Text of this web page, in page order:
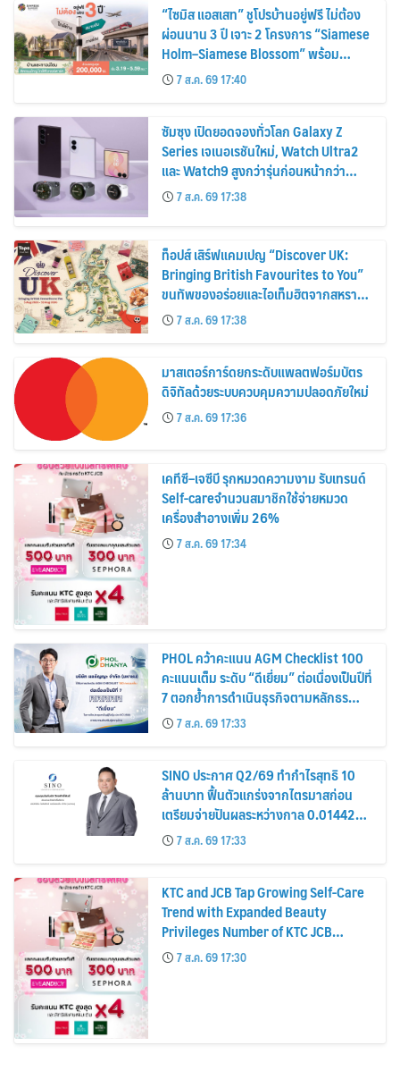
“ไซมิส แอสเสท” ชูโปรบ้านอยู่ฟรี ไม่ต้อง
ผ่อนนาน 3 ปี เจาะ 2 โครงการ “Siamese
Holm–Siamese Blossom” พร้อม
ส่วนลดและสิทธิพิเศษถึง 31 สิงหาคม
2569
7 ส.ค. 69 17:40
ซัมซุง เปิดยอดจองทั่วโลก Galaxy Z
Series เจเนอเรชันใหม่, Watch Ultra2
และ Watch9 สูงกว่ารุ่นก่อนหน้ากว่า
30%7 ส.ค. 69 17:38
ท็อปส์ เสิร์ฟแคมเปญ “Discover UK:
Bringing British Favourites to You”
ขนทัพของอร่อยและไอเท็มฮิตจากสหราช
อาณาจักร ส่งตรงถึงมือตั้งแต่วันนี้ – 18
สิงหาคมนี้
7 ส.ค. 69 17:38
มาสเตอร์การ์ดยกระดับแพลตฟอร์มบัตร
ดิจิทัลด้วยระบบควบคุมความปลอดภัยใหม่
7 ส.ค. 69 17:36
เคทีซี–เจซีบี รุกหมวดความงาม รับเทรนด์
Self-careจำนวนสมาชิกใช้จ่ายหมวด
เครื่องสำอางเพิ่ม 26%
7 ส.ค. 69 17:34
PHOL คว้าคะแนน AGM Checklist 100
คะแนนเต็ม ระดับ “ดีเยี่ยม” ต่อเนื่องเป็นปีที่
7 ตอกย้ำการดำเนินธุรกิจตามหลักธร
รมาภิบาล โปร่งใส สร้างความเชื่อมั่นผู้ถือ
หุ้น
7 ส.ค. 69 17:33
SINO ประกาศ Q2/69 ทำกำไรสุทธิ 10
ล้านบาท ฟื้นตัวแกร่งจากไตรมาสก่อน
เตรียมจ่ายปันผลระหว่างกาล 0.014423
บาทต่อหุ้น ครึ่งปีหลังมุ่งเติบโตต่อเนื่อง
7 ส.ค. 69 17:33
KTC and JCB Tap Growing Self-Care
Trend with Expanded Beauty
Privileges Number of KTC JCB
Cardmembers Spending on
Cosmetics Rises 26%
7 ส.ค. 69 17:30